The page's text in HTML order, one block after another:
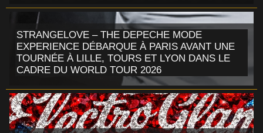
STRANGELOVE – THE DEPECHE MODE
EXPERIENCE DÉBARQUE À PARIS AVANT UNE
TOURNÉE À LILLE, TOURS ET LYON DANS LE
CADRE DU WORLD TOUR 2026